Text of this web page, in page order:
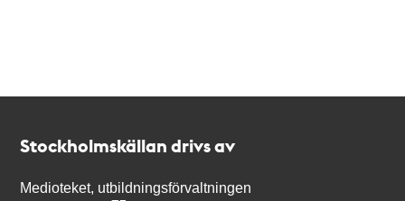
Stockholmskällan drivs av
Medioteket, utbildningsförvaltningen